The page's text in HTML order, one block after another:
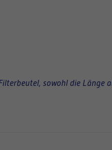
sowohl die Länge